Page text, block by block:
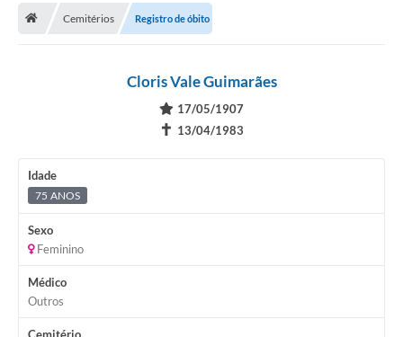
Cemitérios Registro de óbito
Cloris Vale Guimarães
17/05/1907
✝ 13/04/1983
Idade
75 ANOS
Sexo
Feminino
Médico
Outros